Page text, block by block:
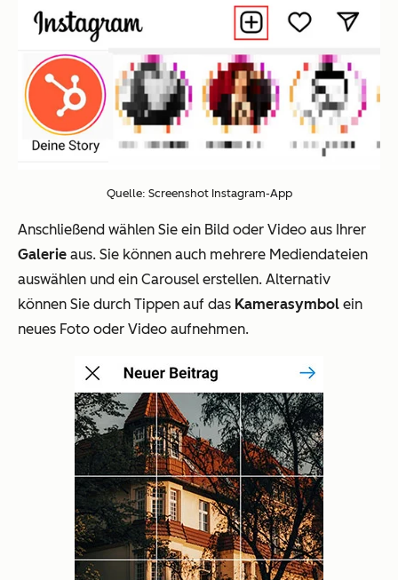
Quelle: Screenshot Instagram-App
Anschließend wählen Sie ein Bild oder Video aus Ihrer
Galerie aus. Sie können auch mehrere Mediendateien
auswählen und ein Carousel erstellen. Alternativ
können Sie durch Tippen auf das Kamerasymbol ein
neues Foto oder Video aufnehmen.